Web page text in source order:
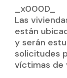
_x000D_
Las
están
y serán
solicitudes
víctimas de